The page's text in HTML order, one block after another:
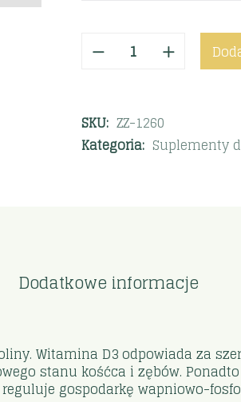
SKU: ZZ-1260
Kategoria: Suplementy
Dodatkowe informacje
Witamina D3 odpowiada za
stanu kośćca i zębów.
gospodarkę wapniowo-